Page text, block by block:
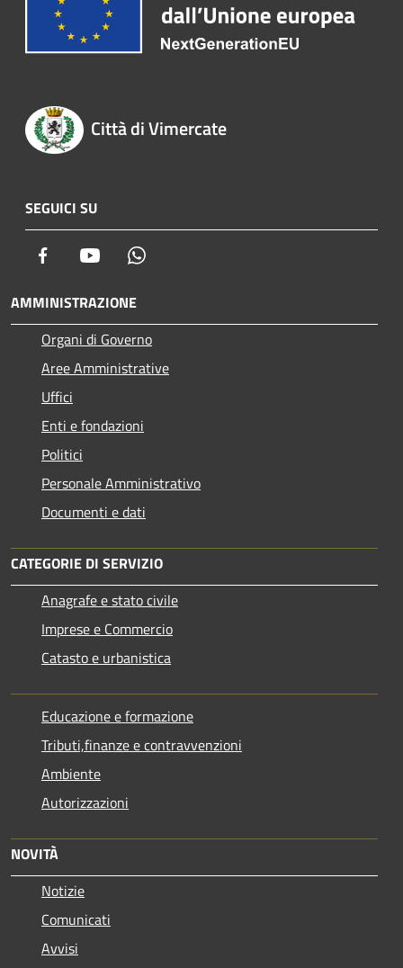
Città di Vimercate
SEGUICI SU
Facebook Youtube
AMMINISTRAZIONE
Organi di Governo
Aree Amministrative
Uffici
Enti e fondazioni
Politici
Personale Amministrativo
Documenti e dati
CATEGORIE DI SERVIZIO
Anagrafe e stato civile
Imprese e Commercio
Catasto e urbanistica
Educazione e formazione
Tributi,finanze e contravvenzioni
Ambiente
Autorizzazioni
NOVITÀ
Notizie
Comunicati
Avvisi